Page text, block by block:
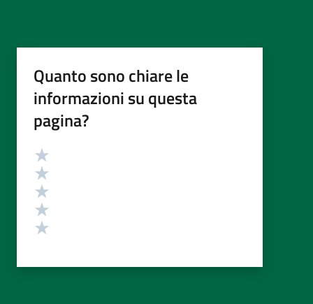
Quanto sono chiare le
informazioni su questa
pagina?
Valutazione